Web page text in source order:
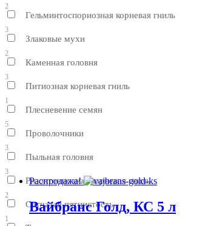
2
Гельминтоспориозная корневая гниль
3
Злаковые мухи
2
Каменная головня
3
Питиозная корневая гниль
1
Плесневение семян
5
Проволочники
3
Пыльная головня
3
Ризоктониозная корневая гниль
2
Сетчатая пятнистость
1
Распродажа!
Вайбранс Голд, КС 5 л